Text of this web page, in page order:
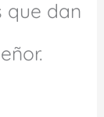
que dan